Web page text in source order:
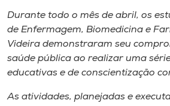
Biblioteca
Editora
Rádio
Durante todo o mês de abril, os
de Enfermagem, Biomedicina e
Videira demonstraram seu
saúde pública ao realizar uma
educativas e de conscientização
As atividades, planejadas e